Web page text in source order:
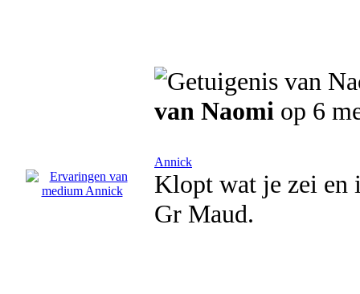
van Naomi op 6
Annick
Klopt wat je zei en
Gr Maud.